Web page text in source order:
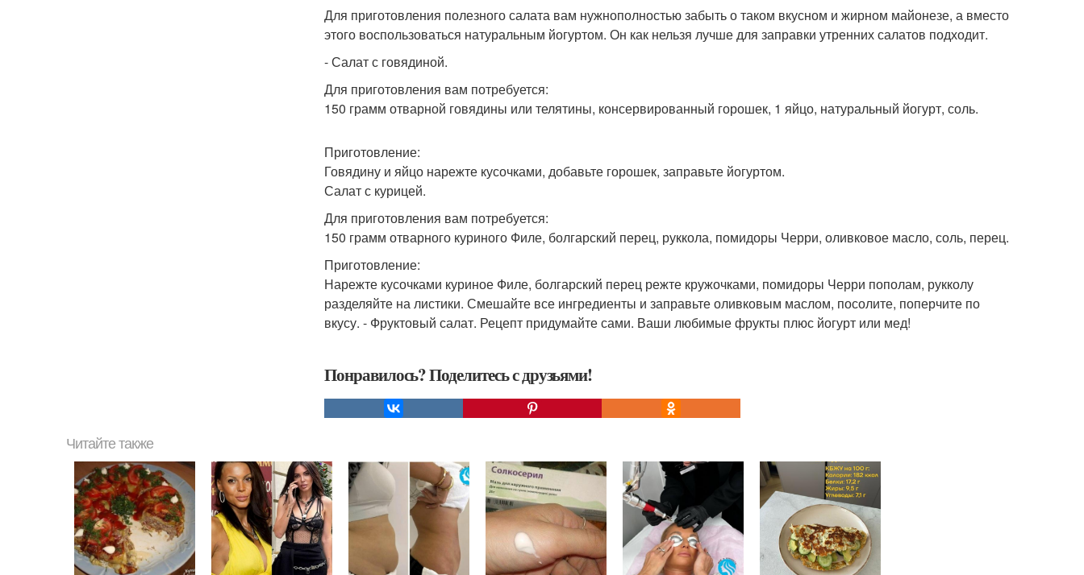
Для приготовления полезного салата вам нужнополностью забыть о таком вкусном и жирном майонезе, а вместо
этого воспользоваться натуральным йогуртом. Он как нельзя лучше для заправки утренних салатов подходит.
- Салат с говядиной.
Для приготовления вам потребуется:
150 грамм отварной говядины или телятины, консервированный горошек, 1 яйцо, натуральный йогурт, соль.
Приготовление:
Говядину и яйцо нарежте кусочками, добавьте горошек, заправьте йогуртом.
Салат с курицей.
Для приготовления вам потребуется:
150 грамм отварного куриного Филе, болгарский перец, руккола, помидоры Черри, оливковое масло, соль, перец.
Приготовление:
Нарежте кусочками куриное Филе, болгарский перец режте кружочками, помидоры Черри пополам, рукколу
разделяйте на листики. Смешайте все ингредиенты и заправьте оливковым маслом, посолите, поперчите по
вкусу. - Фруктовый салат. Рецепт придумайте сами. Ваши любимые фрукты плюс йогурт или мед!
Понравилось? Поделитесь с друзьями!
Читайте также